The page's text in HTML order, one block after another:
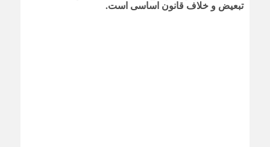
تبعیض و خلاف قانون اساسی است.